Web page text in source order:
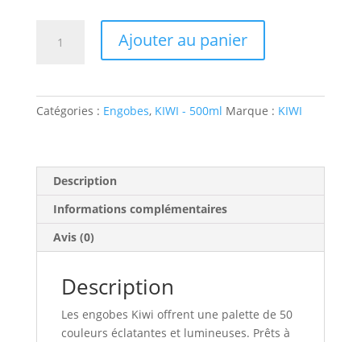
Ajouter au panier
Catégories : Engobes, KIWI - 500ml Marque : KIWI
Description
Informations complémentaires
Avis (0)
Description
Les engobes Kiwi offrent une palette de 50
couleurs éclatantes et lumineuses. Prêts à